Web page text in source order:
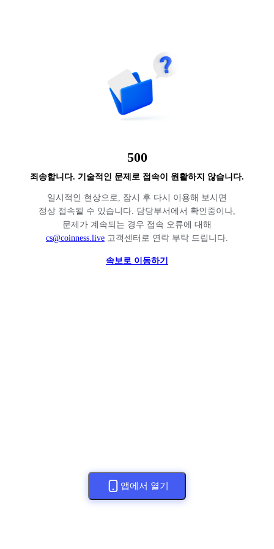
500
죄송합니다. 기술적인 문제로 접속이 원활하지 않습니다.
일시적인 현상으로, 잠시 후 다시 이용해 보시면
정상 접속될 수 있습니다. 담당부서에서 확인중이나,
문제가 계속되는 경우 접속 오류에 대해
cs@coinness.live 고객센터로 연락 부탁 드립니다.
속보로 이동하기
앱에서 열기